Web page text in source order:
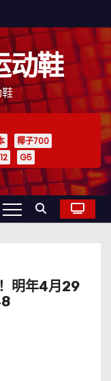
动鞋
椰子700
G5
明年4月29